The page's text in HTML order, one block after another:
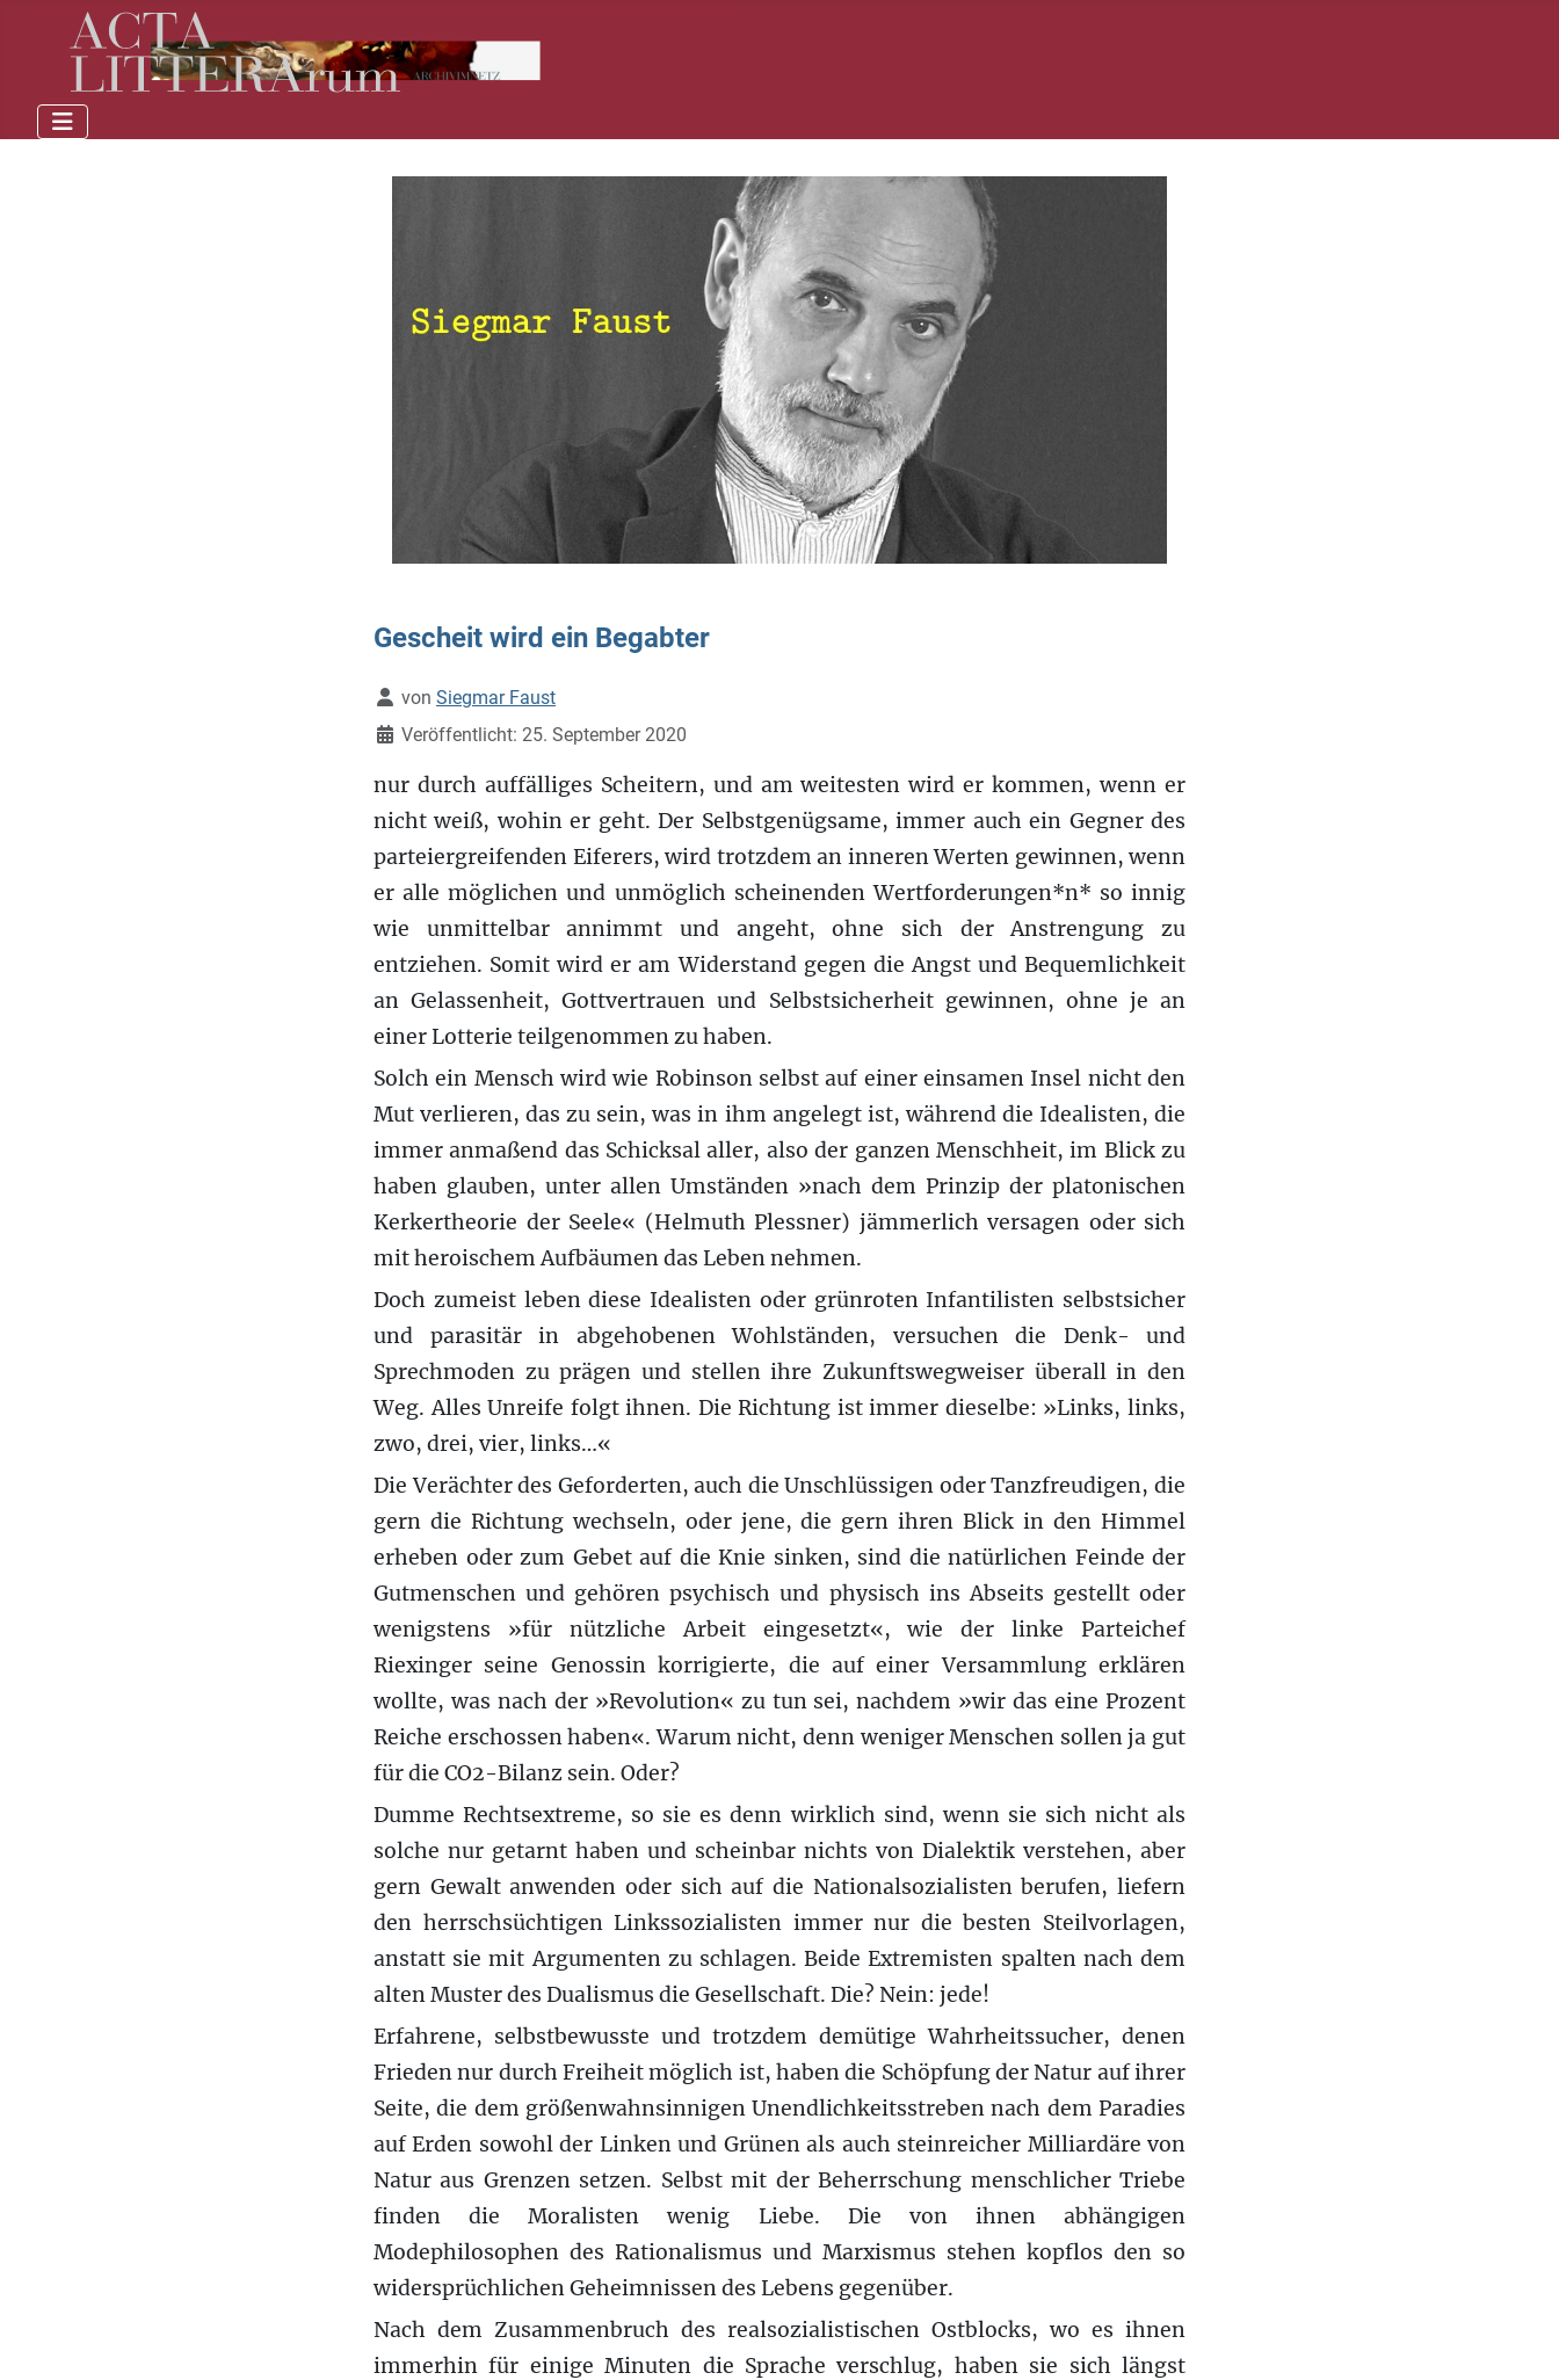
Gescheit wird ein Begabter
Details
von Siegmar Faust
Veröffentlicht: 25. September 2020
nur durch auffälliges Scheitern, und am weitesten wird er kommen, wenn er
nicht weiß, wohin er geht. Der Selbstgenügsame, immer auch ein Gegner des
parteiergreifenden Eiferers, wird trotzdem an inneren Werten gewinnen, wenn
er alle möglichen und unmöglich scheinenden Wertforderungen*n* so innig
wie unmittelbar annimmt und angeht, ohne sich der Anstrengung zu
entziehen. Somit wird er am Widerstand gegen die Angst und Bequemlichkeit
an Gelassenheit, Gottvertrauen und Selbstsicherheit gewinnen, ohne je an
einer Lotterie teilgenommen zu haben.
Solch ein Mensch wird wie Robinson selbst auf einer einsamen Insel nicht den
Mut verlieren, das zu sein, was in ihm angelegt ist, während die Idealisten, die
immer anmaßend das Schicksal aller, also der ganzen Menschheit, im Blick zu
haben glauben, unter allen Umständen »nach dem Prinzip der platonischen
Kerkertheorie der Seele« (Helmuth Plessner) jämmerlich versagen oder sich
mit heroischem Aufbäumen das Leben nehmen.
Doch zumeist leben diese Idealisten oder grünroten Infantilisten selbstsicher
und parasitär in abgehobenen Wohlständen, versuchen die Denk- und
Sprechmoden zu prägen und stellen ihre Zukunftswegweiser überall in den
Weg. Alles Unreife folgt ihnen. Die Richtung ist immer dieselbe: »Links, links,
zwo, drei, vier, links…«
Die Verächter des Geforderten, auch die Unschlüssigen oder Tanzfreudigen, die
gern die Richtung wechseln, oder jene, die gern ihren Blick in den Himmel
erheben oder zum Gebet auf die Knie sinken, sind die natürlichen Feinde der
Gutmenschen und gehören psychisch und physisch ins Abseits gestellt oder
wenigstens »für nützliche Arbeit eingesetzt«, wie der linke Parteichef
Riexinger seine Genossin korrigierte, die auf einer Versammlung erklären
wollte, was nach der »Revolution« zu tun sei, nachdem »wir das eine Prozent
Reiche erschossen haben«. Warum nicht, denn weniger Menschen sollen ja gut
für die CO2-Bilanz sein. Oder?
Dumme Rechtsextreme, so sie es denn wirklich sind, wenn sie sich nicht als
solche nur getarnt haben und scheinbar nichts von Dialektik verstehen, aber
gern Gewalt anwenden oder sich auf die Nationalsozialisten berufen, liefern
den herrschsüchtigen Linkssozialisten immer nur die besten Steilvorlagen,
anstatt sie mit Argumenten zu schlagen. Beide Extremisten spalten nach dem
alten Muster des Dualismus die Gesellschaft. Die? Nein: jede!
Erfahrene, selbstbewusste und trotzdem demütige Wahrheitssucher, denen
Frieden nur durch Freiheit möglich ist, haben die Schöpfung der Natur auf ihrer
Seite, die dem größenwahnsinnigen Unendlichkeitsstreben nach dem Paradies
auf Erden sowohl der Linken und Grünen als auch steinreicher Milliardäre von
Natur aus Grenzen setzen. Selbst mit der Beherrschung menschlicher Triebe
finden die Moralisten wenig Liebe. Die von ihnen abhängigen
Modephilosophen des Rationalismus und Marxismus stehen kopflos den so
widersprüchlichen Geheimnissen des Lebens gegenüber.
Nach dem Zusammenbruch des realsozialistischen Ostblocks, wo es ihnen
immerhin für einige Minuten die Sprache verschlug, haben sie sich längst